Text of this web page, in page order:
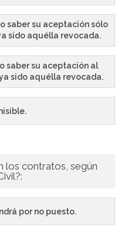
Valenciana 2026
la GENERALITAT
saber su aceptación sólo
sido aquélla revocada.
saber su aceptación al
sido aquélla revocada.
los contratos, según
por no puesto.